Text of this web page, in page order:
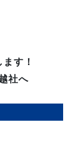
す！
社へ